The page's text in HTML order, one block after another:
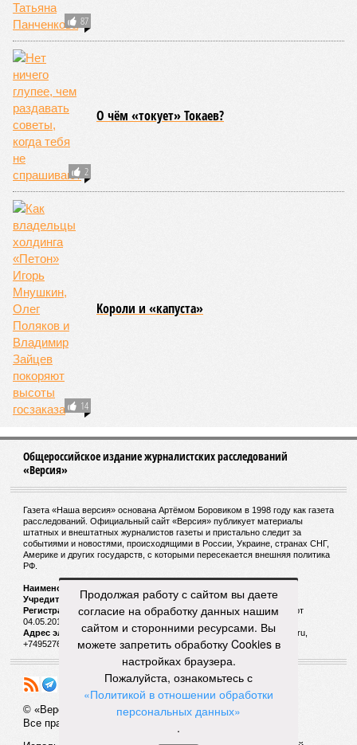
огонь уничтожает лесную экосистему, сельское хозяйство
и кропотливо созданную человеком инфраструктуру.
Учитывая то, что пожары начинают становиться чуть ли не
ежегодной реальностью на фоне глобального потепления,
год за годом их будет всё больше, и здесь уже среди
прочего в большой опасности Европа. Небывалая жара,
зафиксированная в этом и прошлом годах в Италии и во
Франции, тому лучшее подтверждение.
Есть в перечне A-Z Animals и экзотика, впрочем, не менее
смертоносная. Это, в частности, «лимнические
извержения», о которых мало кто слышал. Речь идёт о
явлениях, когда большое количество углекислого газа
внезапно вырывается из глубин озёр, образуя невидимое
удушающее газовое облако, которое безжалостно убивает
людей и животных. Катастрофа на озере Ньос в Камеруне
в 1986 году остаётся одним из наиболее чудовищных
примеров: более 1700 человек и тысячи голов скота
погибли из-за внезапного выброса CO₂, накрывшего
близлежащие деревни.
И здесь мы плавно подходим к тому, чем все эти
стихийные бедствия могут закончиться. А именно – к
социальному коллапсу, то есть фактическому упадку
развитой цивилизации, зачастую с последующим её
полным уничтожением. Среди причин такого трагического
окружающей среды, истощение ресурсов и болезни. А ведь
любая природная катастрофа непременно ведёт именно к
цивилизации шумеров, майя, кхмеров – список не
исчерпывающий. Какая цивилизация будет следующей?
Илья Космач
Опубликовано:05.08.2026 13:00
Отредактировано:
Возраст
бессмертия
Инфантино
отступил и объявил
об отказе ФИФА от
продажи доли прав
на чемпионат мира
КОММЕНТАРИИ
Продолжая работу с сайтом вы даете
согласие на обработку данных нашим
сайтом и сторонними ресурсами. Вы
можете запретить обработку Cookies в
настройках браузера.
Пожалуйста, ознакомьтесь с
«Политикой в отношении обработки
персональных данных»
.